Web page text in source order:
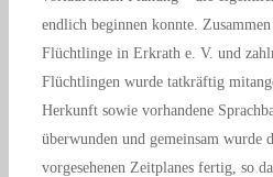
endlich beginnen konnte.
Flüchtlinge in Erkrath e. V. und
Flüchtlingen wurde tatkräftig
Herkunft sowie vorhandene
überwunden und gemeinsam wurde
vorgesehenen Zeitplanes fertig, so